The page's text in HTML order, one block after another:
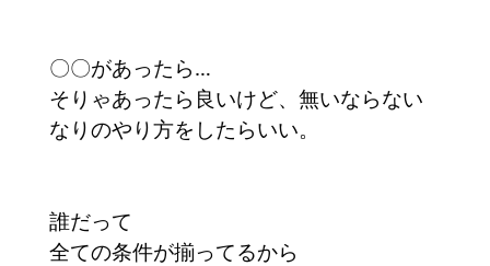
〇〇があったら…
そりゃあったら良いけど、無いならない
なりのやり方をしたらいい。
誰だって
全ての条件が揃ってるから